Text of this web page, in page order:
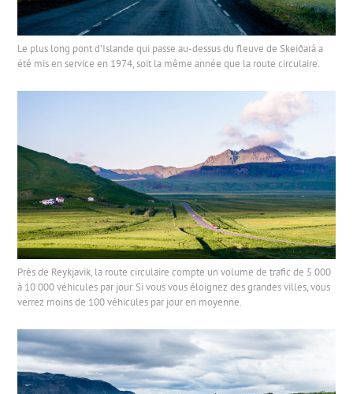
Le plus long pont d’Islande qui passe au-dessus du fleuve de Skeiðará a
été mis en service en 1974, soit la même année que la route circulaire.
Près de Reykjavik, la route circulaire compte un volume de trafic de 5 000
à 10 000 véhicules par jour. Si vous vous éloignez des grandes villes, vous
verrez moins de 100 véhicules par jour en moyenne.